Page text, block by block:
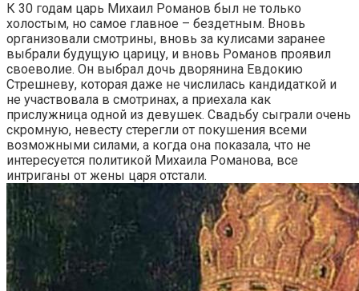
К 30 годам царь Михаил Романов был не только
холостым, но самое главное – бездетным. Вновь
организовали смотрины, вновь за кулисами заранее
выбрали будущую царицу, и вновь Романов проявил
своеволие. Он выбрал дочь дворянина Евдокию
Стрешневу, которая даже не числилась кандидаткой и
не участвовала в смотринах, а приехала как
прислужница одной из девушек. Свадьбу сыграли очень
скромную, невесту стерегли от покушения всеми
возможными силами, а когда она показала, что не
интересуется политикой Михаила Романова, все
интриганы от жены царя отстали.